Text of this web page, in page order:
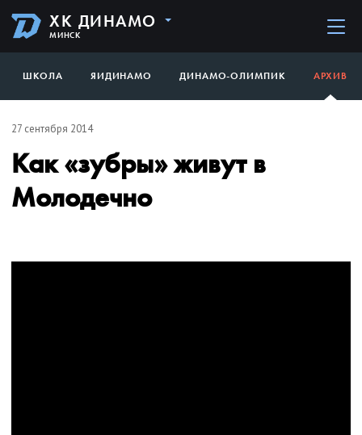
ХК ДИНАМО
МИНСК
ШКОЛА ЯИДИНАМО ДИНАМО-ОЛИМПИК АРХИВ
27 сентября 2014
Как «зубры» живут в
Молодечно